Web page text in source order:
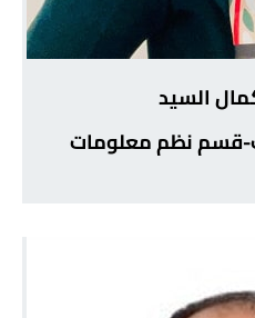
السيد
قسم نظم معلومات